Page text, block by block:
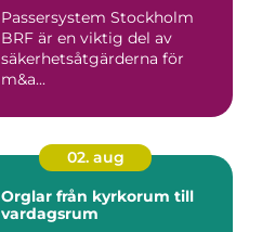
Passersystem Stockholm
BRF är en viktig del av
säkerhetsåtgärderna för
m&a...
02. aug
Orglar från kyrkorum till
vardagsrum